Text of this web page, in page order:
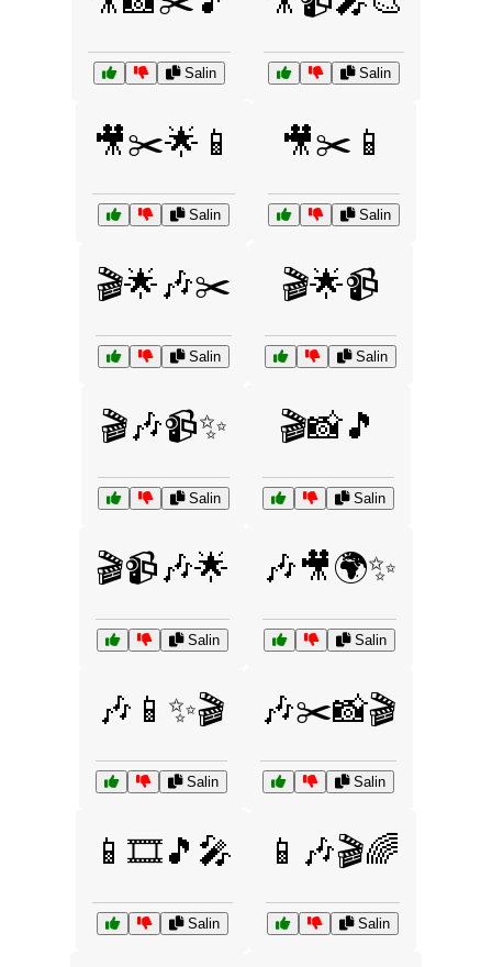
Salin Salin
🎥✂️🌟📱
Salin
🎥✂️📱
Salin
🎬🌟🎶✂️
Salin
🎬🌟📹
Salin
🎬🎶📹✨
Salin
🎬📸🎵
Salin
🎬📹🎶🌟
Salin
🎶🎥🌍✨
Salin
🎶📱✨🎬
Salin
🎶✂️📸🎬
Salin
📱🎞️🎵🎤
Salin
📱🎶🎬🌈
Salin